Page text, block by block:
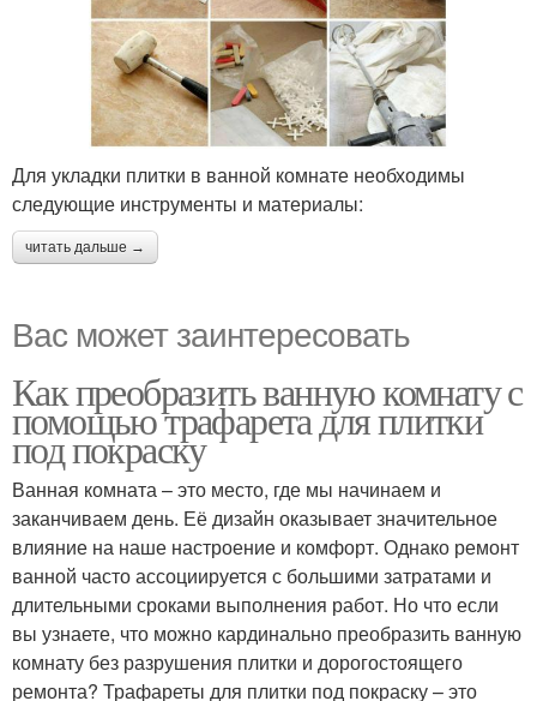
Для укладки плитки в ванной комнате необходимы
следующие инструменты и материалы:
читать дальше →
Вас может заинтересовать
Как преобразить ванную комнату с
помощью трафарета для плитки
под покраску
Ванная комната – это место, где мы начинаем и
заканчиваем день. Её дизайн оказывает значительное
влияние на наше настроение и комфорт. Однако ремонт
ванной часто ассоциируется с большими затратами и
длительными сроками выполнения работ. Но что если
вы узнаете, что можно кардинально преобразить ванную
комнату без разрушения плитки и дорогостоящего
ремонта? Трафареты для плитки под покраску – это